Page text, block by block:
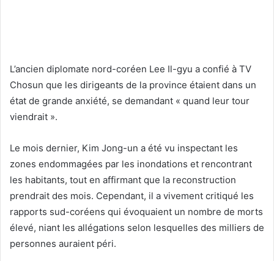
L’ancien diplomate nord-coréen Lee Il-gyu a confié à TV
Chosun que les dirigeants de la province étaient dans un
état de grande anxiété, se demandant « quand leur tour
viendrait ».
Le mois dernier, Kim Jong-un a été vu inspectant les
zones endommagées par les inondations et rencontrant
les habitants, tout en affirmant que la reconstruction
prendrait des mois. Cependant, il a vivement critiqué les
rapports sud-coréens qui évoquaient un nombre de morts
élevé, niant les allégations selon lesquelles des milliers de
personnes auraient péri.